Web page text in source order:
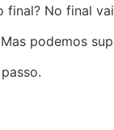
final? No final
podemos